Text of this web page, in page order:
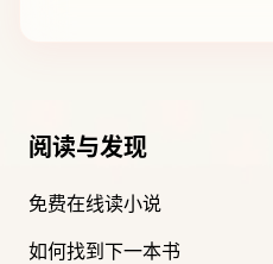
阅读与发现
免费在线读小说
如何找到下一本书